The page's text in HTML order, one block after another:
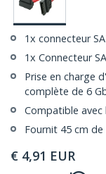
1x connecteur
1x Connecteur
Prise en charge
complète de 6
Compatible avec
Fournit 45 cm
€ 4,91 EUR